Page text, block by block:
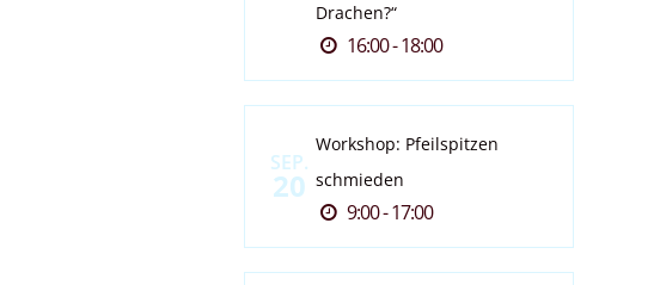
Drachen?“
16:00 - 18:00
SEP.
20
Workshop: Pfeilspitzen
schmieden
9:00 - 17:00